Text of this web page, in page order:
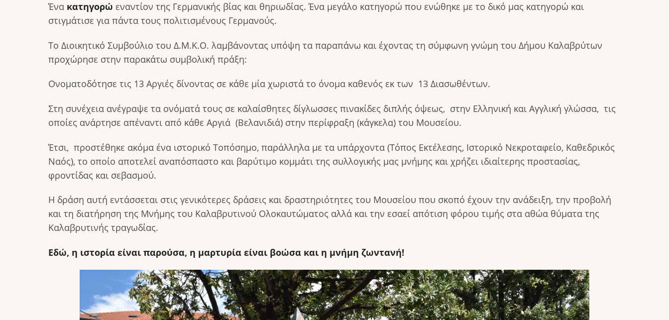
Ένα κατηγορώ εναντίον της Γερμανικής βίας και θηριωδίας. Ένα μεγάλο κατηγορώ που ενώθηκε με το δικό μας κατηγορώ και
στιγμάτισε για πάντα τους πολιτισμένους Γερμανούς.
Το Διοικητικό Συμβούλιο του Δ.Μ.Κ.Ο. λαμβάνοντας υπόψη τα παραπάνω και έχοντας τη σύμφωνη γνώμη του Δήμου Καλαβρύτων
προχώρησε στην παρακάτω συμβολική πράξη:
Ονοματοδότησε τις 13 Αργιές δίνοντας σε κάθε μία χωριστά το όνομα καθενός εκ των 13 Διασωθέντων.
Στη συνέχεια ανέγραψε τα ονόματά τους σε καλαίσθητες δίγλωσσες πινακίδες διπλής όψεως, στην Ελληνική και Αγγλική γλώσσα, τις
οποίες ανάρτησε απέναντι από κάθε Αργιά (Βελανιδιά) στην περίφραξη (κάγκελα) του Μουσείου.
Έτσι, προστέθηκε ακόμα ένα ιστορικό Τοπόσημο, παράλληλα με τα υπάρχοντα (Τόπος Εκτέλεσης, Ιστορικό Νεκροταφείο, Καθεδρικός
Ναός), το οποίο αποτελεί αναπόσπαστο και βαρύτιμο κομμάτι της συλλογικής μας μνήμης και χρήζει ιδιαίτερης προστασίας,
φροντίδας και σεβασμού.
Η δράση αυτή εντάσσεται στις γενικότερες δράσεις και δραστηριότητες του Μουσείου που σκοπό έχουν την ανάδειξη, την προβολή
και τη διατήρηση της Μνήμης του Καλαβρυτινού Ολοκαυτώματος αλλά και την εσαεί απότιση φόρου τιμής στα αθώα θύματα της
Καλαβρυτινής τραγωδίας.
Εδώ, η ιστορία είναι παρούσα, η μαρτυρία είναι βοώσα και η μνήμη ζωντανή!